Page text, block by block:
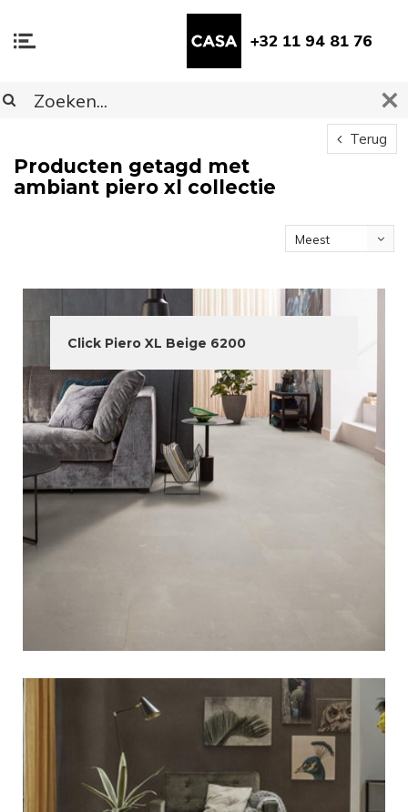
+32 11 94 81 76
Terug
Producten getagd met
ambiant piero xl collectie
Meest
Click Piero XL Beige 6200